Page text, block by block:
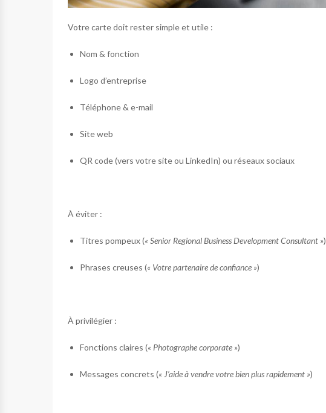
Votre carte doit rester simple et utile :
Nom & fonction
Logo d’entreprise
Téléphone & e-mail
Site web
QR code (vers votre site ou LinkedIn) ou réseaux sociaux
À éviter :
Titres pompeux (« Senior Regional Business Development Consultant »)
Phrases creuses (« Votre partenaire de confiance »)
À privilégier :
Fonctions claires (« Photographe corporate »)
Messages concrets (« J’aide à vendre votre bien plus rapidement »)